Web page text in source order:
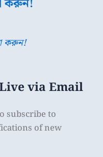
করুন!
করুন!
via Email
subscribe to
of new